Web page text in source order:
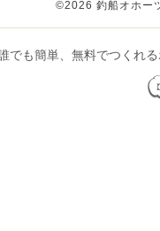
©2026 釣船オホー
でも簡単、無料でつくれ